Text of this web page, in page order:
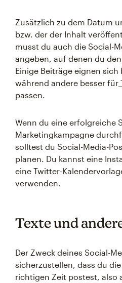
Zusätzlich zu dem Datum
bzw. der der Inhalt
musst du auch die Social-
angeben, auf denen du
Einige Beiträge eignen
während andere besser für
passen.
Wenn du eine erfolgreiche
Marketingkampagne
solltest du Social-Media-
planen. Du kannst eine
eine Twitter-
verwenden.
Texte und
Der Zweck deines Social-
sicherzustellen, dass du
richtigen Zeit postest, also